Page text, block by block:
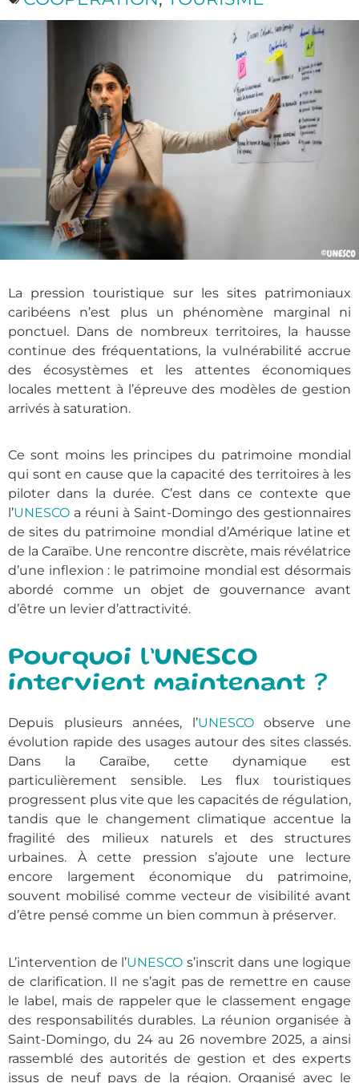
La pression touristique sur les sites patrimoniaux
caribéens n’est plus un phénomène marginal ni
ponctuel. Dans de nombreux territoires, la hausse
continue des fréquentations, la vulnérabilité accrue
des écosystèmes et les attentes économiques
locales mettent à l’épreuve des modèles de gestion
arrivés à saturation.
Ce sont moins les principes du patrimoine mondial
qui sont en cause que la capacité des territoires à les
piloter dans la durée. C’est dans ce contexte que
l’UNESCO a réuni à Saint-Domingo des gestionnaires
de sites du patrimoine mondial d’Amérique latine et
de la Caraïbe. Une rencontre discrète, mais révélatrice
d’une inflexion : le patrimoine mondial est désormais
abordé comme un objet de gouvernance avant
d’être un levier d’attractivité.
Pourquoi l’UNESCO
intervient maintenant ?
Depuis plusieurs années, l’UNESCOobserve une
évolution rapide des usages autour des sites classés.
Dans la Caraïbe, cette dynamique est
particulièrement sensible. Les flux touristiques
progressent plus vite que les capacités de régulation,
tandis que le changement climatique accentue la
fragilité des milieux naturels et des structures
urbaines. À cette pression s’ajoute une lecture
encore largement économique du patrimoine,
souvent mobilisé comme vecteur de visibilité avant
d’être pensé comme un bien commun à préserver.
L’intervention de l’UNESCO s’inscrit dans une logique
de clarification. Il ne s’agit pas de remettre en cause
le label, mais de rappeler que le classement engage
des responsabilités durables. La réunion organisée à
Saint-Domingo, du 24 au 26 novembre 2025, a ainsi
rassemblé des autorités de gestion et des experts
issus de neuf pays de la région. Organisé avec le